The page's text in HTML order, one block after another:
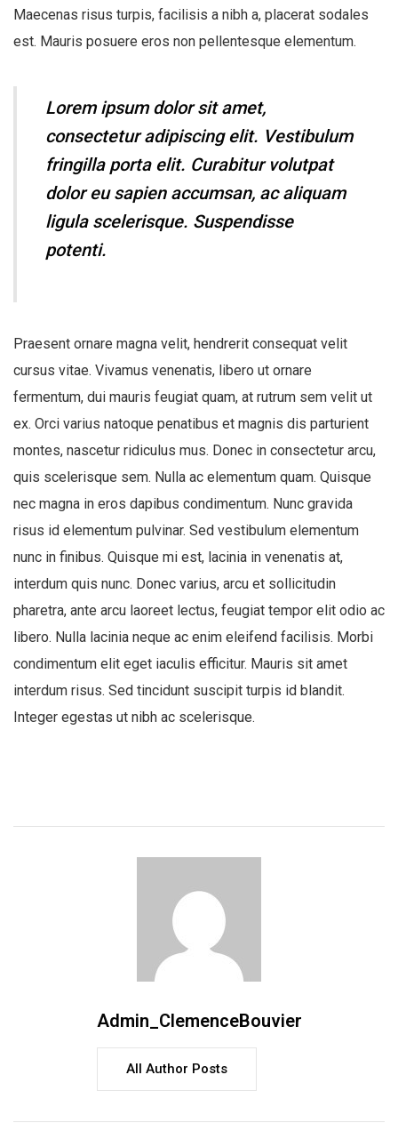
Maecenas risus turpis, facilisis a nibh a, placerat sodales
est. Mauris posuere eros non pellentesque elementum.
Lorem ipsum dolor sit amet,
consectetur adipiscing elit. Vestibulum
fringilla porta elit. Curabitur volutpat
dolor eu sapien accumsan, ac aliquam
ligula scelerisque. Suspendisse
potenti.
Praesent ornare magna velit, hendrerit consequat velit
cursus vitae. Vivamus venenatis, libero ut ornare
fermentum, dui mauris feugiat quam, at rutrum sem velit ut
ex. Orci varius natoque penatibus et magnis dis parturient
montes, nascetur ridiculus mus. Donec in consectetur arcu,
quis scelerisque sem. Nulla ac elementum quam. Quisque
nec magna in eros dapibus condimentum. Nunc gravida
risus id elementum pulvinar. Sed vestibulum elementum
nunc in finibus. Quisque mi est, lacinia in venenatis at,
interdum quis nunc. Donec varius, arcu et sollicitudin
pharetra, ante arcu laoreet lectus, feugiat tempor elit odio ac
libero. Nulla lacinia neque ac enim eleifend facilisis. Morbi
condimentum elit eget iaculis efficitur. Mauris sit amet
interdum risus. Sed tincidunt suscipit turpis id blandit.
Integer egestas ut nibh ac scelerisque.
Admin_ClemenceBouvier
All Author Posts